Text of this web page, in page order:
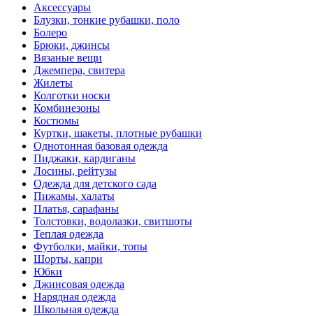
Аксессуары
Блузки, тонкие рубашки, поло
Болеро
Брюки, джинсы
Вязаные вещи
Джемпера, свитера
Жилеты
Колготки носки
Комбинезоны
Костюмы
Куртки, шакеты, плотные рубашки
Однотонная базовая одежда
Пиджаки, кардиганы
Лосины, рейтузы
Одежда для детского сада
Пижамы, халаты
Платья, сарафаны
Толстовки, водолазки, свитшоты
Теплая одежда
Футболки, майки, топы
Шорты, капри
Юбки
Джинсовая одежда
Нарядная одежда
Школьная одежда